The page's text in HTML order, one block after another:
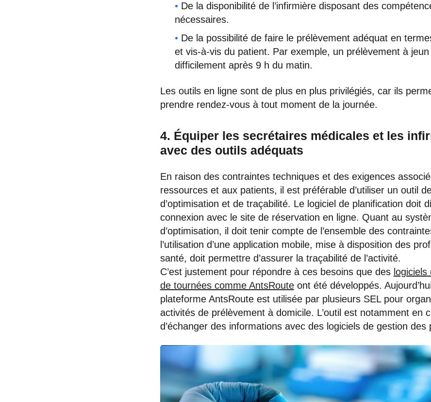
De la disponibilité de l’infirmière disposant des
nécessaires.
De la possibilité de faire le prélèvement adéquat en
et vis-à-vis du patient. Par exemple, un prélèvement à
difficilement après 9 h du matin.
Les outils en ligne sont de plus en plus privilégiés, car ils
prendre rendez-vous à tout moment de la journée.
4. Équiper les secrétaires médicales et les
avec des outils adéquats
En raison des contraintes techniques et des exigences
ressources et aux patients, il est préférable d’utiliser un outil
d’optimisation et de traçabilité. Le logiciel de planification doit
connexion avec le site de réservation en ligne. Quant au
d’optimisation, il doit tenir compte de l’ensemble des
l’utilisation d’une application mobile, mise à disposition des
santé, doit permettre d’assurer la traçabilité de l’activité.
C’est justement pour répondre à ces besoins que des logiciels
de tournées comme AntsRouteont été développés.
plateforme AntsRoute est utilisée par plusieurs SEL pour
activités de prélèvement à domicile. L’outil est notamment en
d’échanger des informations avec des logiciels de gestion des